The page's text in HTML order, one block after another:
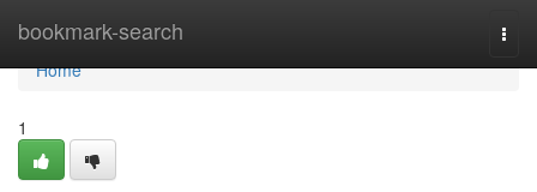
bookmark-search
Home
Home
1